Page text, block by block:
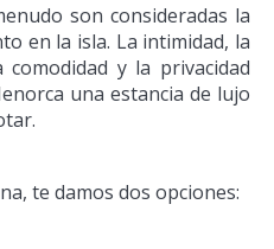
son consideradas la
en la isla. La intimidad, la
y la privacidad
una estancia de lujo
te damos dos opciones: